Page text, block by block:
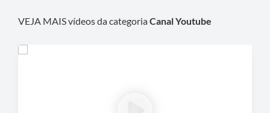
VEJA MAIS vídeos da categoriaCanal Youtube